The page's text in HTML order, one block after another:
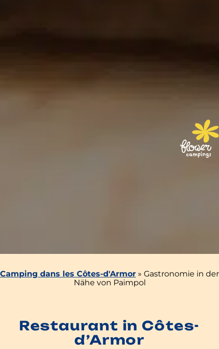
Camping dans les Côtes-d'Armor » Gastronomie in der
Nähe von Paimpol
Restaurant in Côtes-
d’Armor